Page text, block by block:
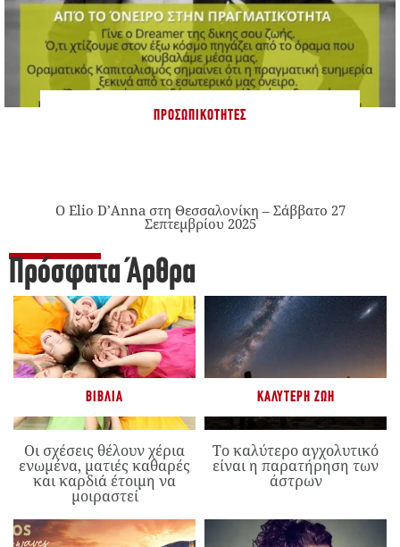
ΠΡΟΣΩΠΙΚΌΤΗΤΕΣ
Ο Elio D’Anna στη Θεσσαλονίκη – Σάββατο 27
Σεπτεμβρίου 2025
Πρόσφατα Άρθρα
ΒΙΒΛΊΑ
Οι σχέσεις θέλουν χέρια
ενωμένα, ματιές καθαρές
και καρδιά έτοιμη να
μοιραστεί
ΚΑΛΎΤΕΡΗ ΖΩΉ
Το καλύτερο αγχολυτικό
είναι η παρατήρηση των
άστρων